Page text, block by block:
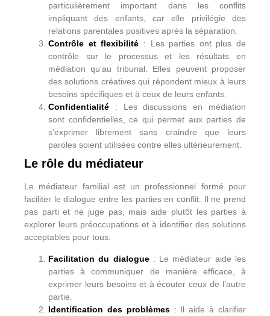
particulièrement important dans les conflits
impliquant des enfants, car elle privilégie des
relations parentales positives après la séparation.
Contrôle et flexibilité : Les parties ont plus de
contrôle sur le processus et les résultats en
médiation qu’au tribunal. Elles peuvent proposer
des solutions créatives qui répondent mieux à leurs
besoins spécifiques et à ceux de leurs enfants.
Confidentialité : Les discussions en médiation
sont confidentielles, ce qui permet aux parties de
s’exprimer librement sans craindre que leurs
paroles soient utilisées contre elles ultérieurement.
Le rôle du médiateur
Le médiateur familial est un professionnel formé pour
faciliter le dialogue entre les parties en conflit. Il ne prend
pas parti et ne juge pas, mais aide plutôt les parties à
explorer leurs préoccupations et à identifier des solutions
acceptables pour tous.
Facilitation du dialogue: Le médiateur aide les
parties à communiquer de manière efficace, à
exprimer leurs besoins et à écouter ceux de l’autre
partie.
Identification des problèmes: Il aide à clarifier